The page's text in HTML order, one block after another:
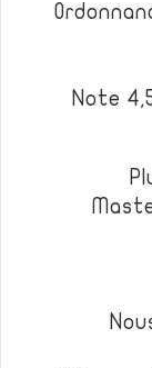
Note